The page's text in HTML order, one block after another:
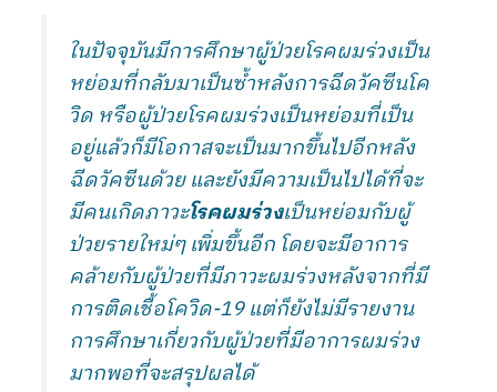
ในปัจจุบันมีการศึกษาผู้ป่วยโรคผมร่วงเป็น
หย่อมที่กลับมาเป็นซ้ำหลังการฉีดวัคซีนโค
วิด หรือผู้ป่วยโรคผมร่วงเป็นหย่อมที่เป็น
อยู่แล้วก็มีโอกาสจะเป็นมากขึ้นไปอีกหลัง
ฉีดวัคซีนด้วย และยังมีความเป็นไปได้ที่จะ
มีคนเกิดภาวะโรคผมร่วงเป็นหย่อมกับผู้
ป่วยรายใหม่ๆ เพิ่มขึ้นอีก โดยจะมีอาการ
คล้ายกับผู้ป่วยที่มีภาวะผมร่วงหลังจากที่มี
การติดเชื้อโควิด-19 แต่ก็ยังไม่มีรายงาน
การศึกษาเกี่ยวกับผู้ป่วยที่มีอาการผมร่วง
มากพอที่จะสรุปผลได้